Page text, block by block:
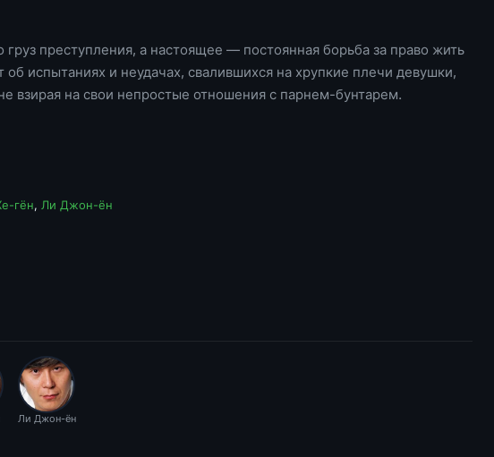
преступления, а настоящее — постоянная борьба за право жить
испытаниях и неудачах, свалившихся на хрупкие плечи девушки,
взирая на свои непростые отношения с парнем-бунтарем.
гён, Ли Джон-ён
Ли Джон-ён